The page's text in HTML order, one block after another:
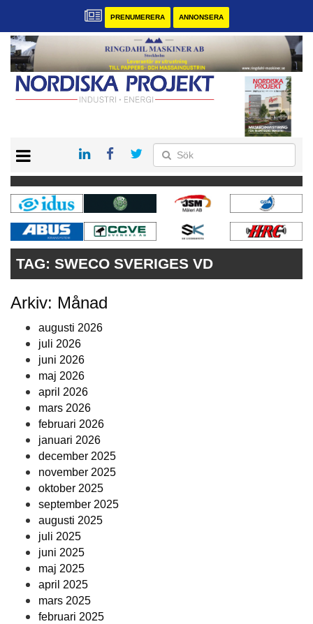
PRENUMERERA ANNONSERA
KONTAKT
VÅRA ANDRA MAGASIN
PRENUMERERA
ANNONSERA
TAG: SWECO SVERIGES VD
Arkiv: Månad
augusti 2026
juli 2026
juni 2026
maj 2026
april 2026
mars 2026
februari 2026
januari 2026
december 2025
november 2025
oktober 2025
september 2025
augusti 2025
juli 2025
juni 2025
maj 2025
april 2025
mars 2025
februari 2025